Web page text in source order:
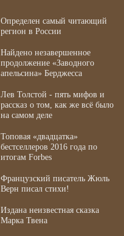
Определен самый читающий
регион в России
Найдено незавершенное
продолжение «Заводного
апельсина» Берджесса
Лев Толстой - пять мифов и
рассказ о том, как же всё было
на самом деле
Топовая «двадцатка»
бестселлеров 2016 года по
итогам Forbes
Французский писатель Жюль
Верн писал стихи!
Издана неизвестная сказка
Марка Твена